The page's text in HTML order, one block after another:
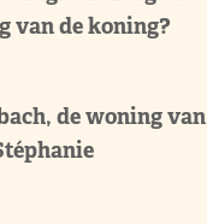
van de koning?
de woning van